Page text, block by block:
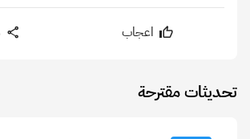
اعجاب
تحديثات مقترحة